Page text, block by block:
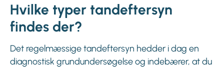
Hvilke typer tandeftersyn
findes der?
Det regelmæssige tandeftersyn hedder i dag en
diagnostisk grundundersøgelse og indebærer, at du